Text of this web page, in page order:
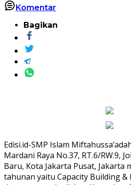
Komentar
Bagikan
Edisi.id-SMP Islam
Mardani Raya No.37, RT.6/RW.9,
Baru, Kota Jakarta Pusat, Jakarta
tahunan yaitu Capacity Building &